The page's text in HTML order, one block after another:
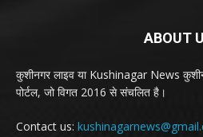
ABOUT
कुशीनगर लाइव या Kushinagar News
पोर्टल, जो विगत 2016 से संचलित है।
Contact us: